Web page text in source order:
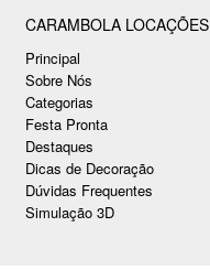
CARAMBOLA LOCAÇÕES
Principal
Sobre Nós
Categorias
Festa Pronta
Destaques
Dicas de Decoração
Dúvidas Frequentes
Simulação 3D